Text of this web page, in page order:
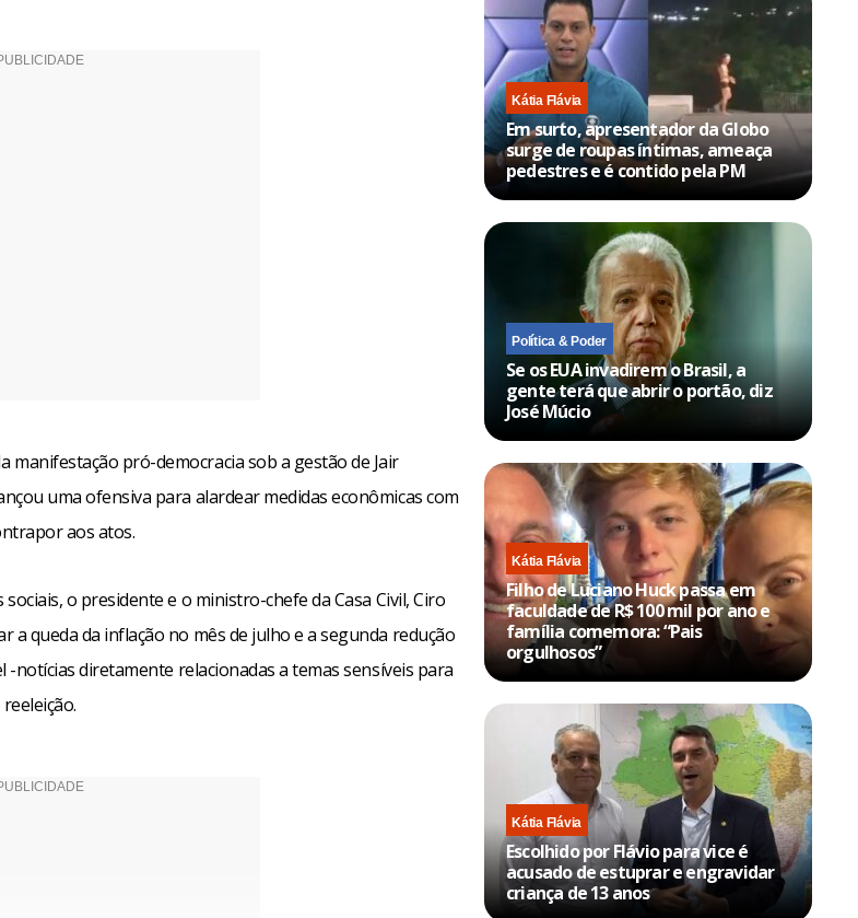
manifestação pró-democracia sob a gestão de Jair
uma ofensiva para alardear medidas econômicas com
aos atos.
o presidente e o ministro-chefe da Casa Civil, Ciro
a queda da inflação no mês de julho e a segunda redução
-notícias diretamente relacionadas a temas sensíveis para
Kátia Flávia
Em surto, apresentador da Globo
surge de roupas íntimas, ameaça
pedestres e é contido pela PM
Política & Poder
Se os EUA invadirem o Brasil, a
gente terá que abrir o portão, diz
José Múcio
Kátia Flávia
Filho de Luciano Huck passa em
faculdade de R$ 100 mil por ano e
família comemora: “Pais
orgulhosos”
Kátia Flávia
Escolhido por Flávio para vice é
acusado de estuprar e engravidar
criança de 13 anos